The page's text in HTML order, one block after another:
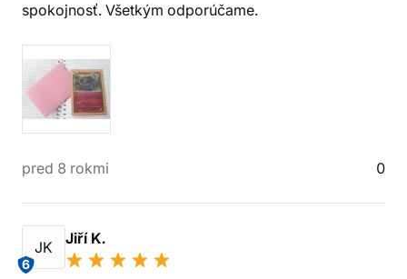
spokojnosť. Všetkým odporúčame.
pred 8 rokmi 0
JK
6
Jiří K.